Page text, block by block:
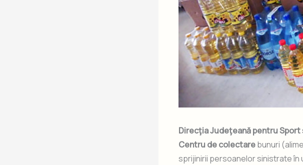
Direcţia Judeţeană pentru Sport
Centru de colectarebunuri
sprijinirii persoanelor sinistrate în